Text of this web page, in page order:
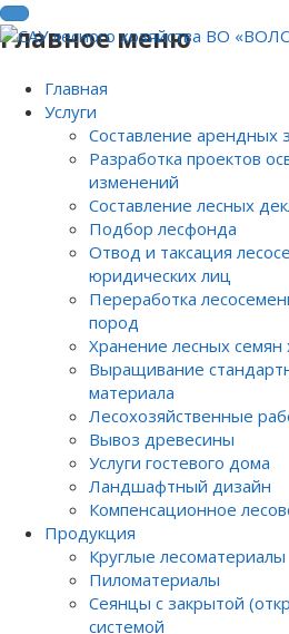
Главное меню
Главная
Услуги
Составление арендных
Разработка проектов
изменений
Составление лесных
Подбор лесфонда
Отвод и таксация
юридических лиц
Переработка
пород
Хранение лесных
Выращивание
материала
Лесохозяйственные
Вывоз древесины
Услуги гостевого дома
Ландшафтный дизайн
Компенсационное
Продукция
Круглые лесоматериалы
Пиломатериалы
Сеянцы с закрытой
системой